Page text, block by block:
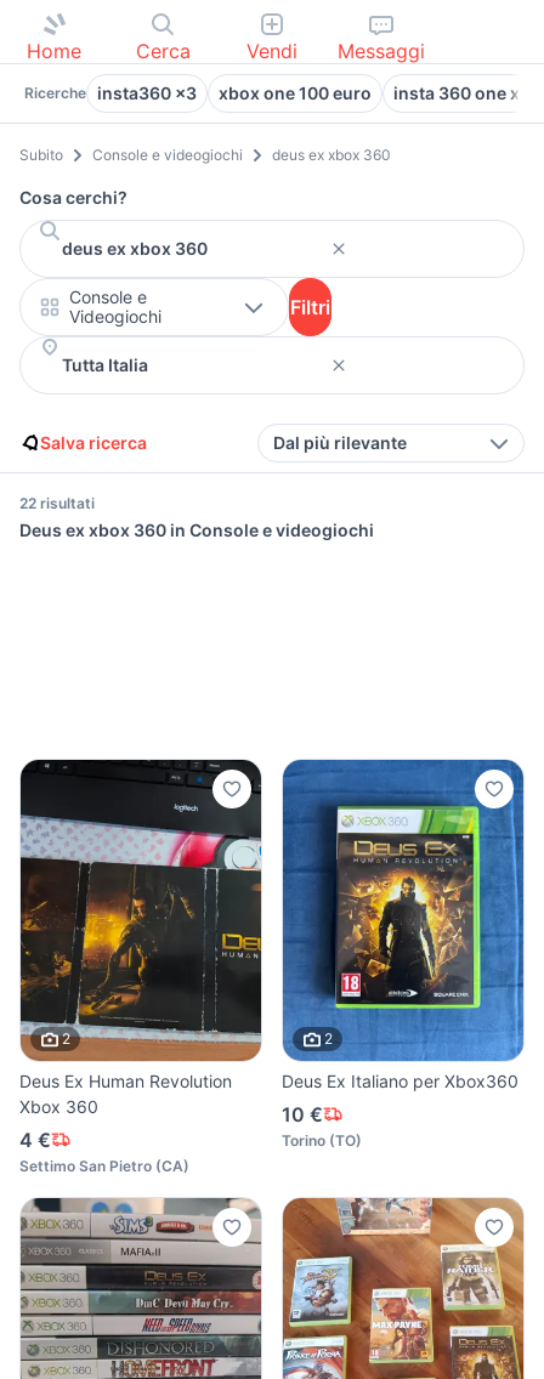
Home Cerca Vendi Messaggi
Ricerche insta360 x3 xbox one 100 euro insta 360 one x2
Subito Console e videogiochi deus ex xbox 360
Cosa cerchi?
Console e
Videogiochi
Filtri
Salva ricerca Dal più rilevante
22 risultati
Deus ex xbox 360 in Console e videogiochi
2
Deus Ex Human Revolution
Xbox 360
4 €
Settimo San Pietro (CA)
2
Deus Ex Italiano per Xbox360
10 €
Torino (TO)